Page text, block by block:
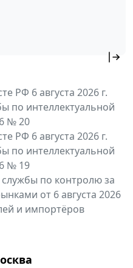
РФ 6 августа 2026 г.
по интеллектуальной
№ 20
РФ 6 августа 2026 г.
по интеллектуальной
№ 19
по контролю за
от 6 августа 2026
и импортёров